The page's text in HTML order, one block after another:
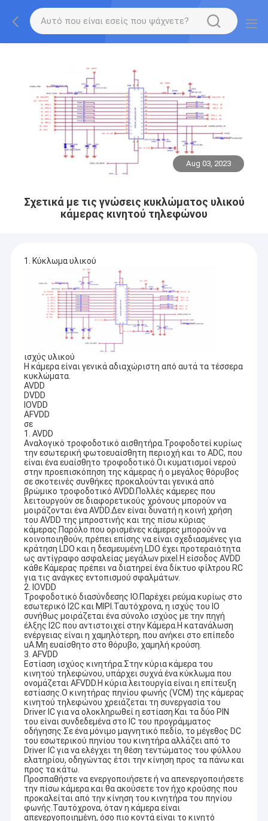
Aug 03, 2023
Σχετικά με τις γνώσεις κυκλώματος υλικού
κάμερας κινητού τηλεφώνου
1. Κύκλωμα υλικού
ισχύς υλικού
Η κάμερα είναι γενικά αδιαχώριστη από αυτά τα τέσσερα
κυκλώματα.
AVDD
DVDD
IOVDD
AFVDD
σε
1. AVDD
Αναλογικό τροφοδοτικό αισθητήρα.Τροφοδοτεί κυρίως
την εσωτερική φωτοευαίσθητη περιοχή και το ADC, που
είναι ένα ευαίσθητο τροφοδοτικό.Οι κυματισμοί νερού
στην προεπισκόπηση της κάμερας ή ο μεγάλος θόρυβος
σε σκοτεινές συνθήκες προκαλούνται γενικά από
βρώμικο τροφοδοτικό AVDD.Πολλές κάμερες που
λειτουργούν σε διαφορετικούς χρόνους μπορούν να
μοιράζονται ένα AVDD.Δεν είναι δυνατή η κοινή χρήση
του AVDD της μπροστινής και της πίσω κύριας
κάμερας.Παρόλο που ορισμένες κάμερες μπορούν να
κοινοποιηθούν, πρέπει επίσης να είναι σχεδιασμένες για
κράτηση LDO και η δεσμευμένη LDO έχει προτεραιότητα
ως αντίγραφο ασφαλείας μεγάλων pixel.Η είσοδος AVDD
κάθε Κάμερας πρέπει να διατηρεί ένα δίκτυο φίλτρου RC
για τις ανάγκες εντοπισμού σφαλμάτων.
2. IOVDD
Τροφοδοτικό διασύνδεσης IO.Παρέχει ρεύμα κυρίως στο
εσωτερικό I2C και MIPI.Ταυτόχρονα, η ισχύς του IO
συνήθως μοιράζεται ένα σύνολο ισχύος με την πηγή
έλξης I2C που αντιστοιχεί στην Κάμερα.Η κατανάλωση
ενέργειας είναι η χαμηλότερη, που ανήκει στο επίπεδο
uA.Μη ευαίσθητο στο θόρυβο, χαμηλή κρούση.
3. AFVDD
Εστίαση ισχύος κινητήρα.Στην κύρια κάμερα του
κινητού τηλεφώνου, υπάρχει συχνά ένα κύκλωμα που
ονομάζεται AFVDD.Η κύρια λειτουργία είναι η επίτευξη
εστίασης.Ο κινητήρας πηνίου φωνής (VCM) της κάμερας
κινητού τηλεφώνου χρειάζεται τη συνεργασία του
Driver IC για να ολοκληρωθεί η εστίαση.Και τα δύο PIN
του είναι συνδεδεμένα στο IC του προγράμματος
οδήγησης.Σε ένα μόνιμο μαγνητικό πεδίο, το μέγεθος DC
του εσωτερικού πηνίου του κινητήρα αλλάζει από το
Driver IC για να ελέγχει τη θέση τεντώματος του φύλλου
ελατηρίου, οδηγώντας έτσι την κίνηση προς τα πάνω και
προς τα κάτω.
Προσπαθήστε να ενεργοποιήσετε ή να απενεργοποιήσετε
την πίσω κάμερα και θα ακούσετε τον ήχο κρούσης που
προκαλείται από την κίνηση του κινητήρα του πηνίου
φωνής.Ταυτόχρονα, όταν η κάμερα είναι
απενεργοποιημένη, όσο πιο κοντά είναι το κινητό